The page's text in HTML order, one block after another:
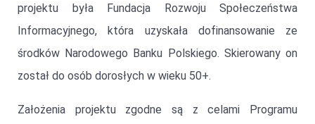
projektu była Fundacja Rozwoju Społeczeństwa
Informacyjnego, która uzyskała dofinansowanie ze
środków Narodowego Banku Polskiego. Skierowany on
został do osób dorosłych w wieku 50+.
Założenia projektu zgodne są z celami Programu